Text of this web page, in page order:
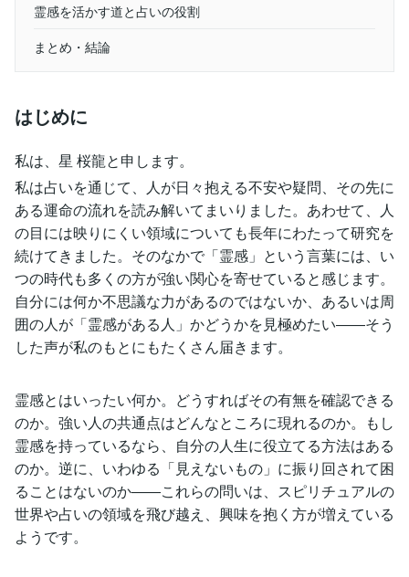
霊感を活かす道と占いの役割
まとめ・結論
はじめに
私は、星 桜龍と申します。
私は占いを通じて、人が日々抱える不安や疑問、その先に
ある運命の流れを読み解いてまいりました。あわせて、人
の目には映りにくい領域についても長年にわたって研究を
続けてきました。そのなかで「霊感」という言葉には、い
つの時代も多くの方が強い関心を寄せていると感じます。
自分には何か不思議な力があるのではないか、あるいは周
囲の人が「霊感がある人」かどうかを見極めたい――そう
した声が私のもとにもたくさん届きます。
霊感とはいったい何か。どうすればその有無を確認できる
のか。強い人の共通点はどんなところに現れるのか。もし
霊感を持っているなら、自分の人生に役立てる方法はある
のか。逆に、いわゆる「見えないもの」に振り回されて困
ることはないのか――これらの問いは、スピリチュアルの
世界や占いの領域を飛び越え、興味を抱く方が増えている
ようです。